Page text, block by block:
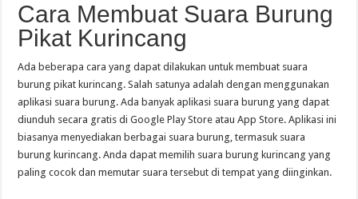
Cara Membuat Suara Burung
Pikat Kurincang
Ada beberapa cara yang dapat dilakukan untuk membuat suara
burung pikat kurincang. Salah satunya adalah dengan menggunakan
aplikasi suara burung. Ada banyak aplikasi suara burung yang dapat
diunduh secara gratis di Google Play Store atau App Store. Aplikasi ini
biasanya menyediakan berbagai suara burung, termasuk suara
burung kurincang. Anda dapat memilih suara burung kurincang yang
paling cocok dan memutar suara tersebut di tempat yang diinginkan.